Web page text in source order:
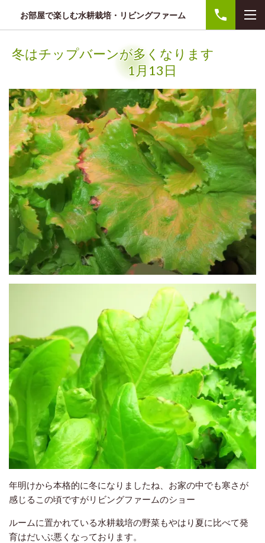
お部屋で楽しむ水耕栽培・リビングファーム
冬はチップバーンが多くなります
1月13日
年明けから本格的に冬になりましたね、お家の中でも寒さが
感じるこの頃ですがリビングファームのショー
ルームに置かれている水耕栽培の野菜もやはり夏に比べて発
育はだいぶ悪くなっております。